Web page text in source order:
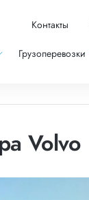
Контакты
Грузоперевозки
Volvo